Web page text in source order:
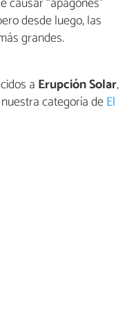
desde luego, las
grandes.
a Erupción Solar,
categoría deEl